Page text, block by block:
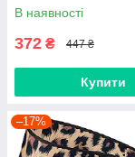
В наявності
372 ₴ 447 ₴
Купити
–17%